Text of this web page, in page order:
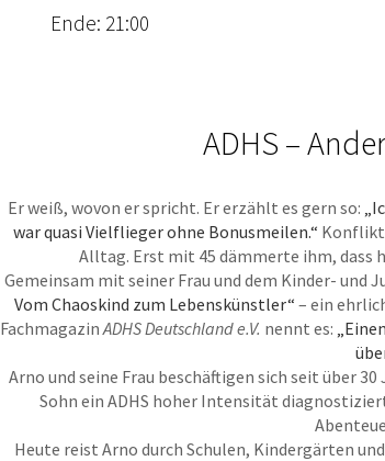
Ende: 21:00
ADHS –
Er weiß, wovon er spricht. Er erzählt es gern so:
war quasi Vielflieger ohne Bonusmeilen.“
Alltag. Erst mit 45 dämmerte ihm, dass
Gemeinsam mit seiner Frau und dem Kinder- und
Vom Chaoskind zum Lebenskünstler“– ein
FachmagazinADHS Deutschland e.V. nennt es:
Arno und seine Frau beschäftigen sich seit über
Sohn ein ADHS hoher Intensität
Heute reist Arno durch Schulen, Kindergärten